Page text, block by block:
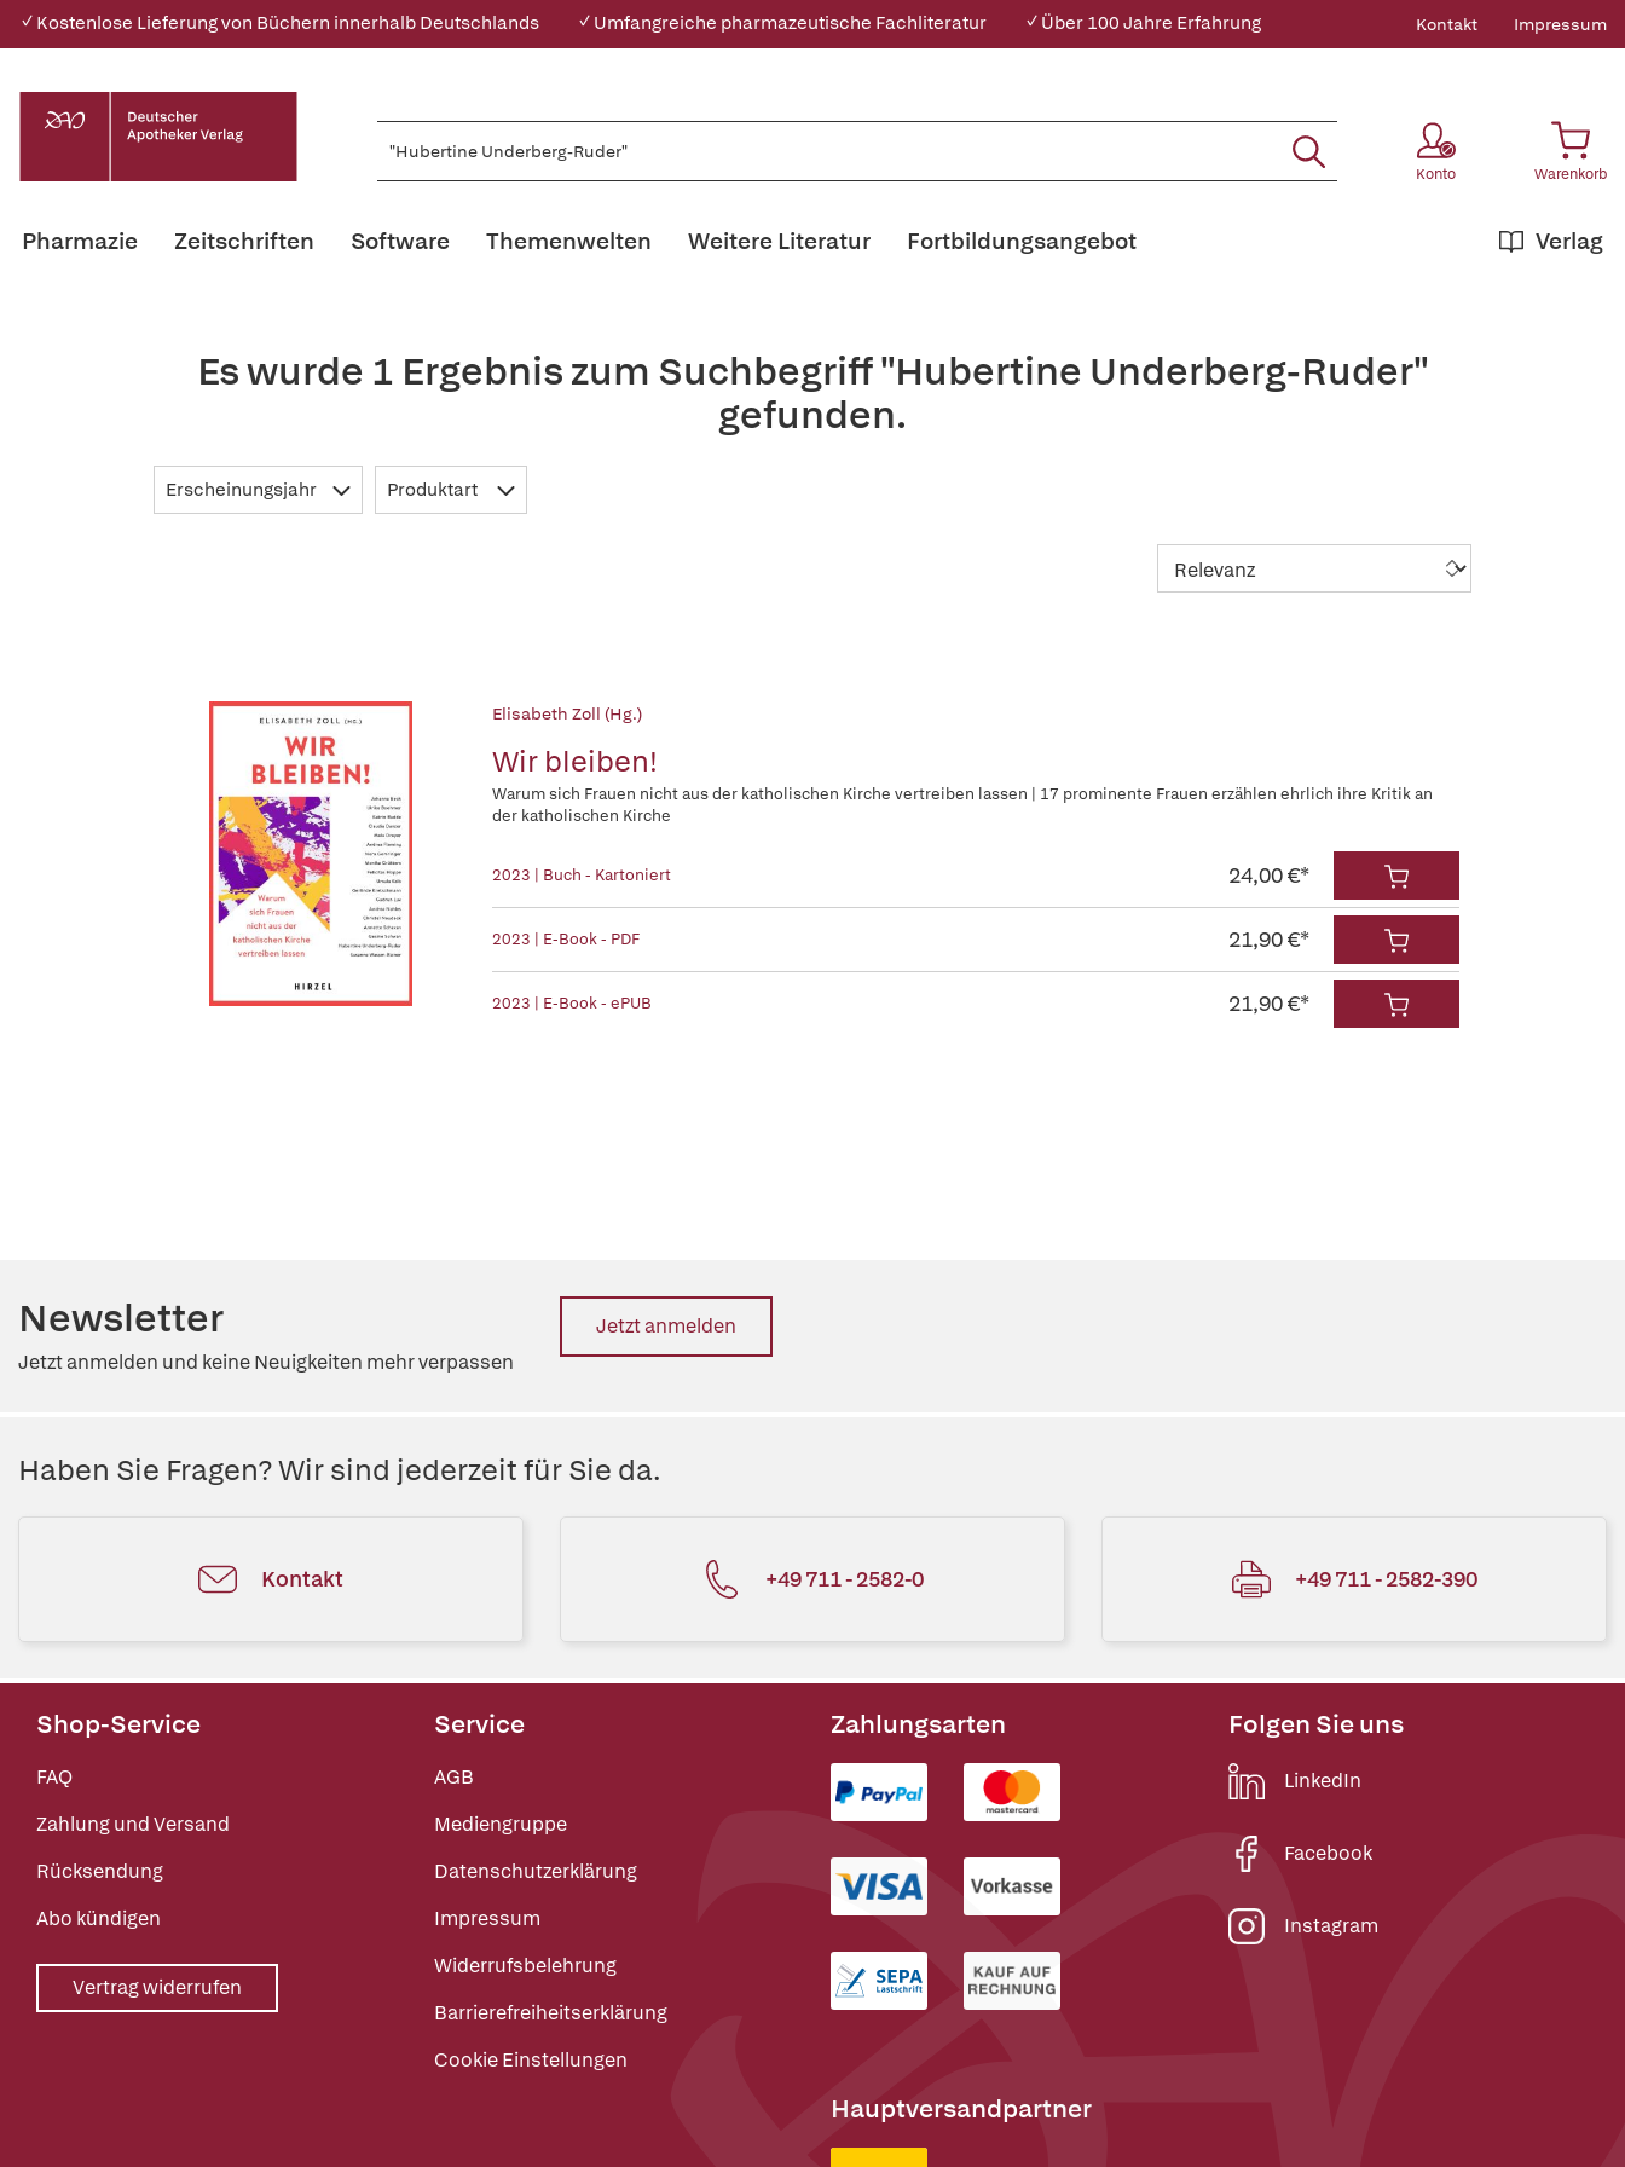
✓ Kostenlose Lieferung von Büchern innerhalb Deutschlands ✓ Umfangreiche pharmazeutische Fachliteratur ✓ Über 100 Jahre Erfahrung Kontakt Impressum
Konto Warenkorb
Pharmazie Zeitschriften Software Themenwelten Weitere Literatur Verlag
Fortbildungsangebot
Es wurde 1 Ergebnis zum Suchbegriff "Hubertine Underberg-Ruder"
gefunden.
Erscheinungsjahr Produktart
Elisabeth Zoll (Hg.)
Wir bleiben!
Warum sich Frauen nicht aus der katholischen Kirche vertreiben lassen | 17 prominente Frauen erzählen ehrlich ihre Kritik an
der katholischen Kirche
2023 | Buch - Kartoniert 24,00 €*
2023 | E-Book - PDF 21,90 €*
2023 | E-Book - ePUB 21,90 €*
Newsletter
Jetzt anmelden und keine Neuigkeiten mehr verpassen
Jetzt anmelden
Haben Sie Fragen? Wir sind jederzeit für Sie da.
Kontakt +49 711 - 2582-0 +49 711 - 2582-390
Shop-Service
FAQ
Zahlung und Versand
Rücksendung
Abo kündigen
Vertrag widerrufen
Service
AGB
Mediengruppe
Datenschutzerklärung
Impressum
Widerrufsbelehrung
Barrierefreiheitserklärung
Cookie Einstellungen
Zahlungsarten
Hauptversandpartner
Folgen Sie uns
LinkedIn
Facebook
Instagram